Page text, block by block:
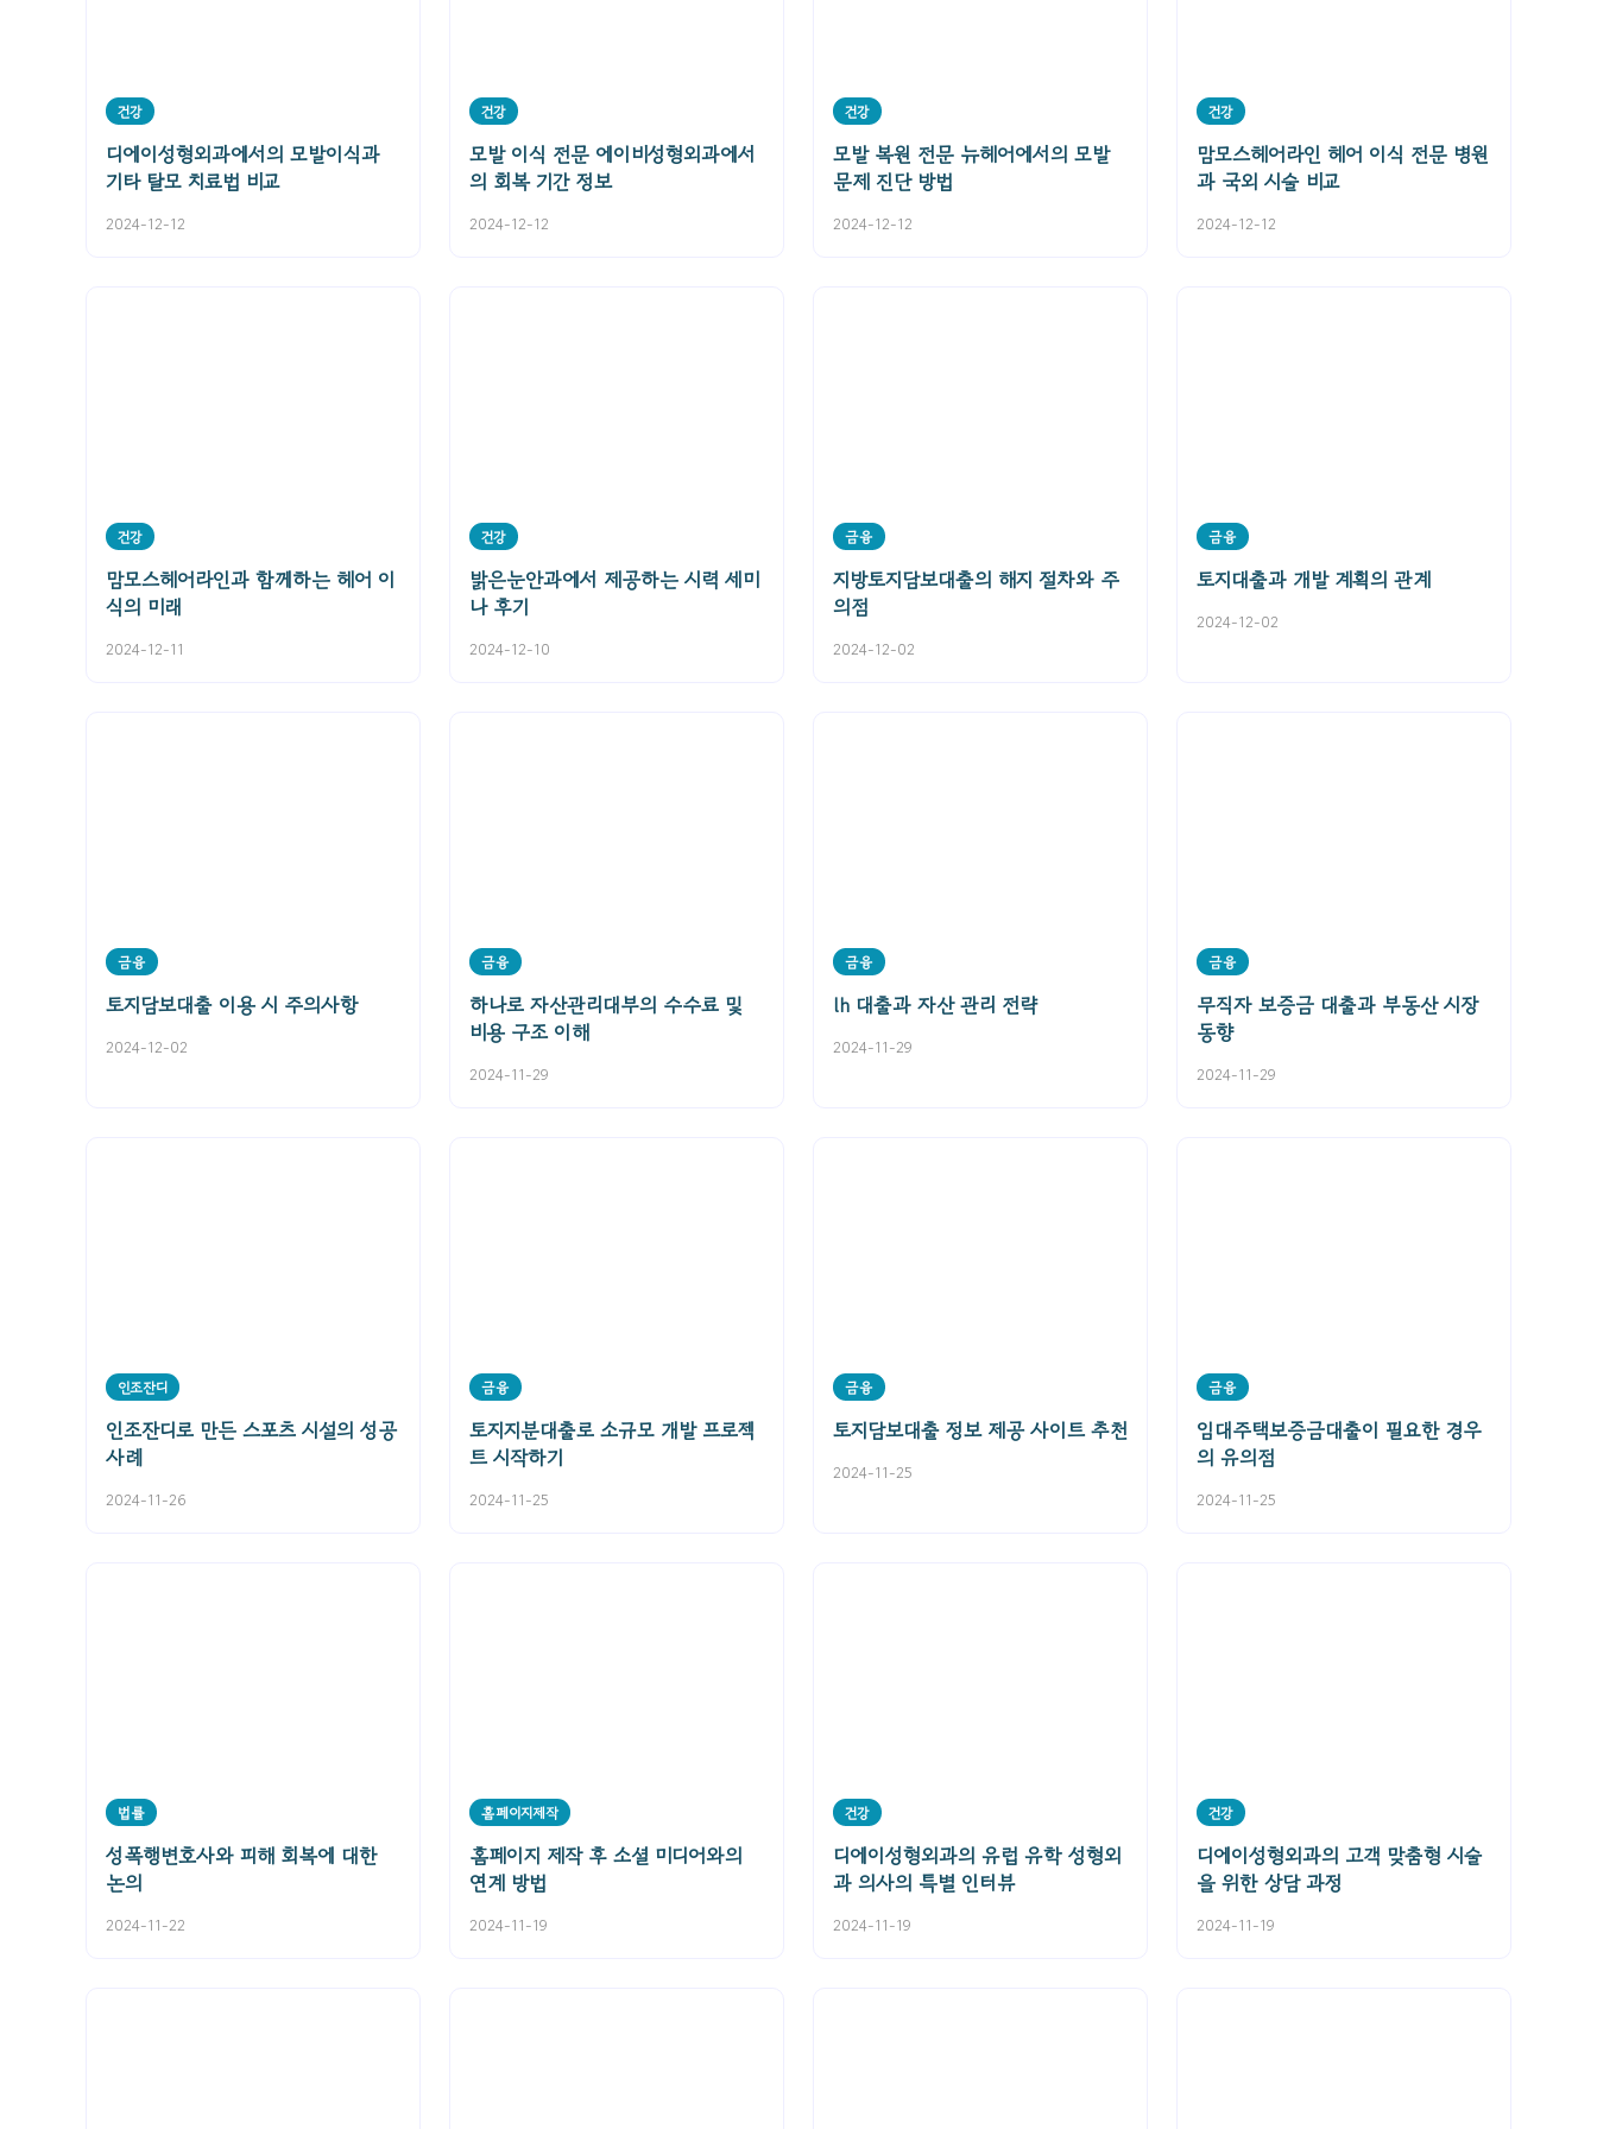
건강
디에이성형외과에서의 모발이식과
기타 탈모 치료법 비교
2024-12-12
건강
모발 이식 전문 에이비성형외과에서
의 회복 기간 정보
2024-12-12
건강
모발 복원 전문 뉴헤어에서의 모발
문제 진단 방법
2024-12-12
건강
맘모스헤어라인 헤어 이식 전문 병원
과 국외 시술 비교
2024-12-12
건강
맘모스헤어라인과 함께하는 헤어 이
식의 미래
2024-12-11
건강
밝은눈안과에서 제공하는 시력 세미
나 후기
2024-12-10
금융
지방토지담보대출의 해지 절차와 주
의점
2024-12-02
금융
토지대출과 개발 계획의 관계
2024-12-02
금융
토지담보대출 이용 시 주의사항
2024-12-02
금융
하나로 자산관리대부의 수수료 및
비용 구조 이해
2024-11-29
금융
lh 대출과 자산 관리 전략
2024-11-29
금융
무직자 보증금 대출과 부동산 시장
동향
2024-11-29
인조잔디
인조잔디로 만든 스포츠 시설의 성공
사례
2024-11-26
금융
토지지분대출로 소규모 개발 프로젝
트 시작하기
2024-11-25
금융
토지담보대출 정보 제공 사이트 추천
2024-11-25
금융
임대주택보증금대출이 필요한 경우
의 유의점
2024-11-25
법률
성폭행변호사와 피해 회복에 대한
논의
2024-11-22
홈페이지제작
홈페이지 제작 후 소셜 미디어와의
연계 방법
2024-11-19
건강
디에이성형외과의 유럽 유학 성형외
과 의사의 특별 인터뷰
2024-11-19
건강
디에이성형외과의 고객 맞춤형 시술
을 위한 상담 과정
2024-11-19